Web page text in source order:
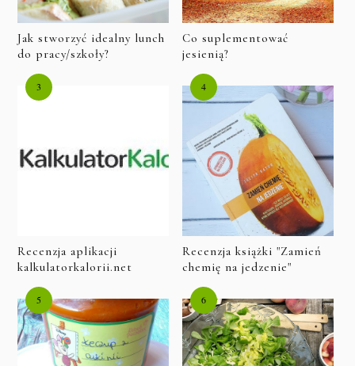
Jak stworzyć idealny lunch
do pracy/szkoły?
Co suplementować
jesienią?
Recenzja aplikacji
kalkulatorkalorii.net
Recenzja książki "Zamień
chemię na jedzenie"